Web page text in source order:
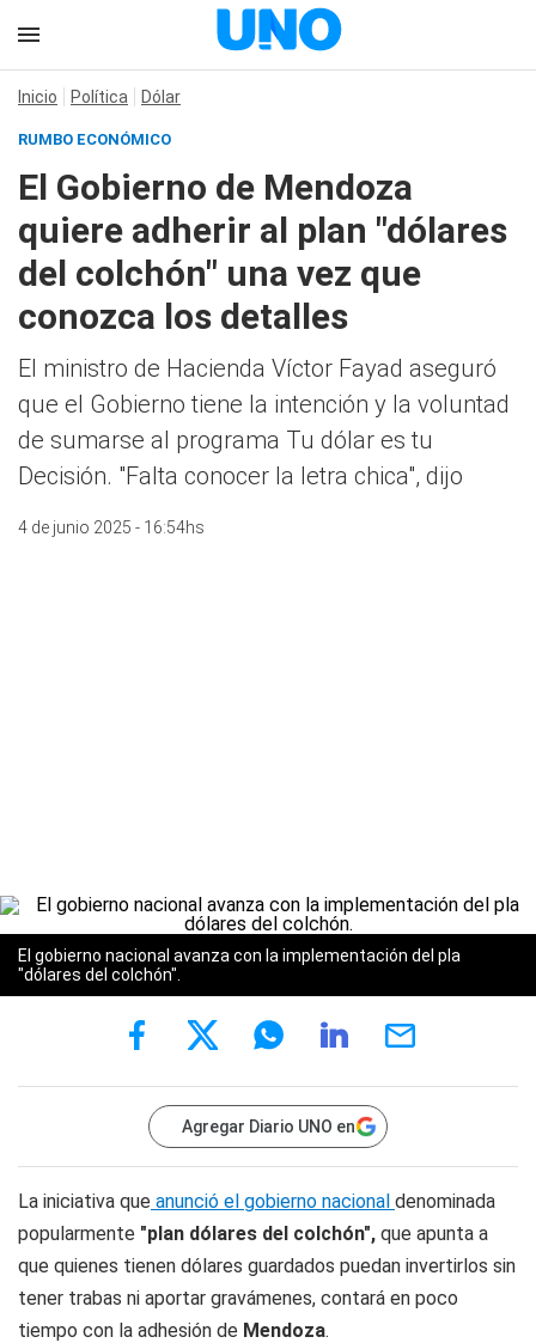
Inicio Política Dólar
RUMBO ECONÓMICO
El Gobierno de Mendoza
quiere adherir al plan "dólares
del colchón" una vez que
conozca los detalles
El ministro de Hacienda Víctor Fayad aseguró
que el Gobierno tiene la intención y la voluntad
de sumarse al programa Tu dólar es tu
Decisión. "Falta conocer la letra chica", dijo
4 de junio 2025 - 16:54hs
El gobierno nacional avanza con la implementación del pla
"dólares del colchón".
Agregar Diario UNO en
La iniciativa que anunció el gobierno nacional denominada
popularmente "plan dólares del colchón", que apunta a
que quienes tienen dólares guardados puedan invertirlos sin
tener trabas ni aportar gravámenes, contará en poco
tiempo con la adhesión de Mendoza.